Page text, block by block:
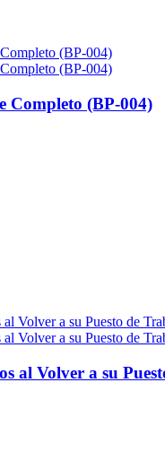
Completo (BP-004)
al Volver a su